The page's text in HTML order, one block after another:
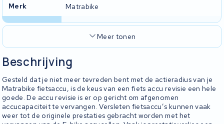
Beschrijving
Gesteld dat je niet meer tevreden bent met de actieradius van je
Matrabike fietsaccu, is de keus van een fiets accu revisie een hele
goede. De accu revisie is er op gericht om afgenomen
accucapaciteit te vervangen. Versleten fietsaccu’s kunnen vaak
weer tot de originele prestaties gebracht worden met het
Merk Matrabike
Meer tonen